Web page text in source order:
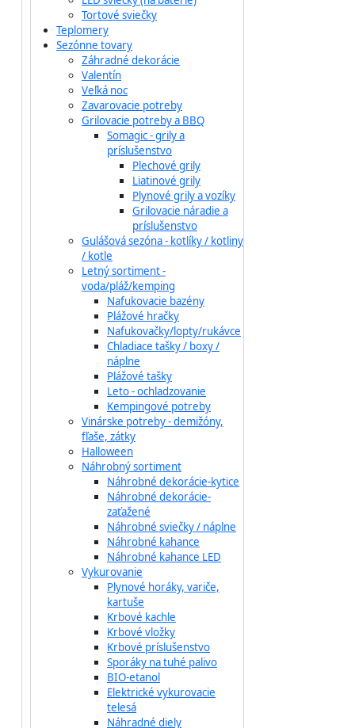
Tortové sviečky
Teplomery
Sezónne tovary
Záhradné dekorácie
Valentín
Veľká noc
Zavarovacie potreby
Grilovacie potreby a BBQ
Somagic - grily a
príslušenstvo
Plechové grily
Liatinové grily
Plynové grily a vozíky
Grilovacie náradie a
príslušenstvo
Gulášová sezóna - kotlíky / kotliny
/ kotle
Letný sortiment -
voda/pláž/kemping
Nafukovacie bazény
Plážové hračky
Nafukovačky/lopty/rukávce
Chladiace tašky / boxy /
náplne
Plážové tašky
Leto - ochladzovanie
Kempingové potreby
Vinárske potreby - demižóny,
fľaše, zátky
Halloween
Náhrobný sortiment
Náhrobné dekorácie-kytice
Náhrobné dekorácie-
zaťažené
Náhrobné sviečky / náplne
Náhrobné kahance
Náhrobné kahance LED
Vykurovanie
Plynové horáky, variče,
kartuše
Krbové kachle
Krbové vložky
Krbové príslušenstvo
Sporáky na tuhé palivo
BIO-etanol
Elektrické vykurovacie
telesá
Náhradné diely